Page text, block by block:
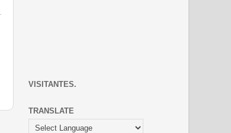
VISITANTES.
TRANSLATE